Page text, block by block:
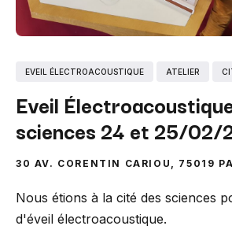
EVEIL ÉLECTROACOUSTIQUE ATELIER
Eveil
sciences 24 et 25/02/
30 AV. CORENTIN CARIOU, 75019
Nous étions à la cité des sciences
d'éveil électroacoustique.